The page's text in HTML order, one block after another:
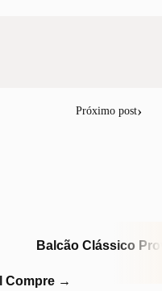
Próximo post›
Compre →